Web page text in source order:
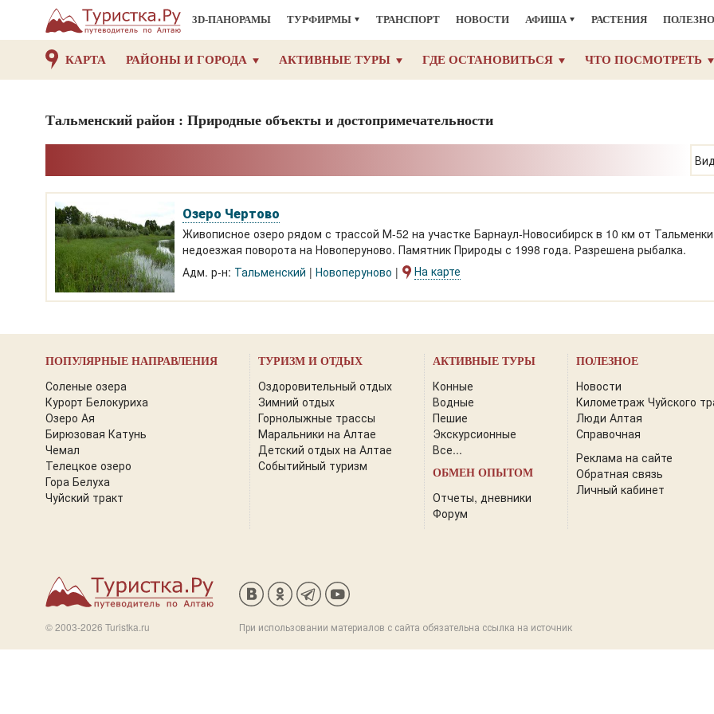
3D-ПАНОРАМЫ ТУРФИРМЫ ТРАНСПОРТ НОВОСТИ АФИША РАСТЕНИЯ
КАРТА РАЙОНЫ И ГОРОДА АКТИВНЫЕ ТУРЫ ГДЕ ОСТАНОВИТЬСЯ ЧТО ПОСМОТРЕТЬ
Тальменский район : Природные объекты и достопримечательности
Озеро Чертово
Живописное озеро рядом с трассой М-52 на участке Барнаул-Новосибирск в 10 км от
недоезжая поворота на Новоперуново. Памятник Природы с 1998 года. Разрешена рыбалка.
Адм. р-н: Тальменский Новоперуново На карте
ПОПУЛЯРНЫЕ НАПРАВЛЕНИЯ
Соленые озера
Курорт Белокуриха
Озеро Ая
Бирюзовая Катунь
Чемал
Телецкое озеро
Гора Белуха
Чуйский тракт
ТУРИЗМ И ОТДЫХ
Оздоровительный отдых
Зимний отдых
Горнолыжные трассы
Маральники на Алтае
Детский отдых на Алтае
Событийный туризм
АКТИВНЫЕ ТУРЫ
Конные
Водные
Пешие
Экскурсионные
Все...
ОБМЕН ОПЫТОМ
Отчеты, дневники
Форум
ПОЛЕЗНОЕ
Новости
Километраж Чуйского
Люди Алтая
Справочная
Реклама на сайте
Обратная связь
Личный кабинет
© 2003-2026 Turistka.ru При использовании материалов с сайта обязательна ссылка на источник